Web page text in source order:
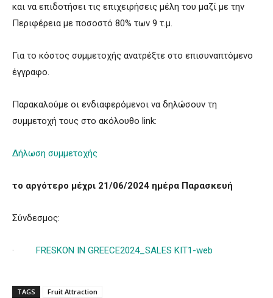
και να επιδοτήσει τις επιχειρήσεις μέλη του μαζί με την
Περιφέρεια με ποσοστό 80% των 9 τ.μ.
Για το κόστος συμμετοχής ανατρέξτε στο επισυναπτόμενο
έγγραφο.
Παρακαλούμε οι ενδιαφερόμενοι να δηλώσουν τη
συμμετοχή τους στο ακόλουθο link:
Δήλωση συμμετοχής
το αργότερο μέχρι 21/06/2024 ημέρα Παρασκευή
Σύνδεσμος:
· FRESKON IN GREECE2024_SALES KIT1-web
TAGS Fruit Attraction